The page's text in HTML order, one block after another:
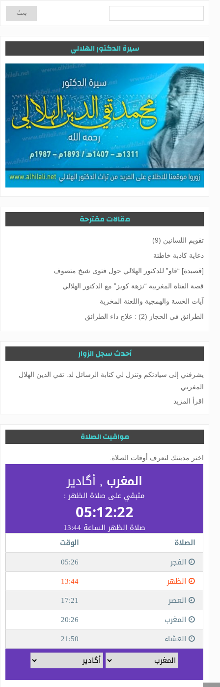
سيرة الدكتور الهلالي
مقالات مقترحة
تقويم اللسانين (9)
دعایة کاذبة خاطئة
[قصيدة] “فاو” للدكتور الهلالي حول فتوى شيخ متصوف
قصة الفتاة المغربية “نزهة كويز” مع الدكتور الهلالي
آيات الخسة والهمجية واللعنة المخزية
الطرائق في الحجاز (2) : علاج داء الطرائق
أحدث سجل الزوار
يشرفني إلى سيادتكم وتنزل لي كتابة الرسائل لد. تقي الدين الهلال
المغربي
اقرأ المزيد
مواقيت الصلاة
اختر مدينتك لتعرف أوقات الصلاة.